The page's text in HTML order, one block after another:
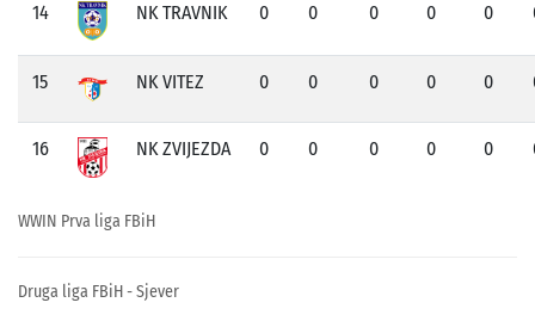
14 NK TRAVNIK 0 0 0 0 0
15 NK VITEZ 0 0 0 0 0
16 NK ZVIJEZDA 0 0 0 0 0
WWIN Prva liga FBiH
Druga liga FBiH - Sjever